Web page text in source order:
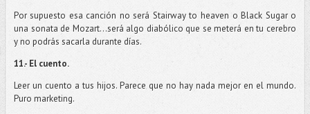
Por supuesto esa canción no será Stairway to heaven o Black Sugar o
una sonata de Mozart…será algo diabólico que se meterá en tu cerebro
y no podrás sacarla durante días.
11.- El cuento.
Leer un cuento a tus hijos. Parece que no hay nada mejor en el mundo.
Puro marketing.